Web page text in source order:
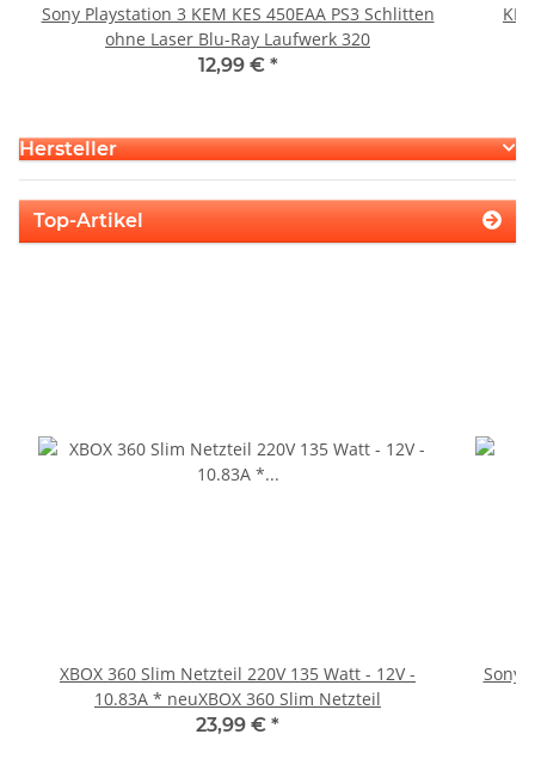
Sony Playstation 3 KEM KES 450EAA PS3 Schlitten
ohne Laser Blu-Ray Laufwerk 320
12,99 € *
Hersteller
Top-Artikel
XBOX 360 Slim Netzteil 220V 135 Watt - 12V -
10.83A * neuXBOX 360 Slim Netzteil
23,99 € *
Sony